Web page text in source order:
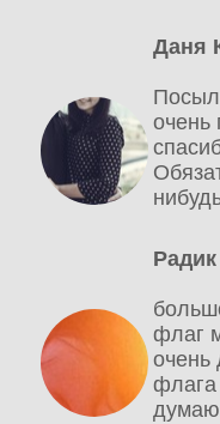
Даня
очень
флаг
очень
флага
думаю